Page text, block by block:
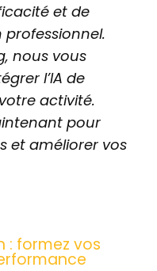
et de
nous vous
l’IA de
activité.
pour
et améliorer vos
: formez vos